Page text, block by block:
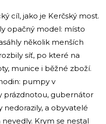
cíl, jako je Kerčský most.
opačný model: místo
několik menších
síť, po které na
munice i běžné zboží.
pumpy v
prázdnotou, gubernátor
nedorazily, a obyvatelé
Krym se nestal